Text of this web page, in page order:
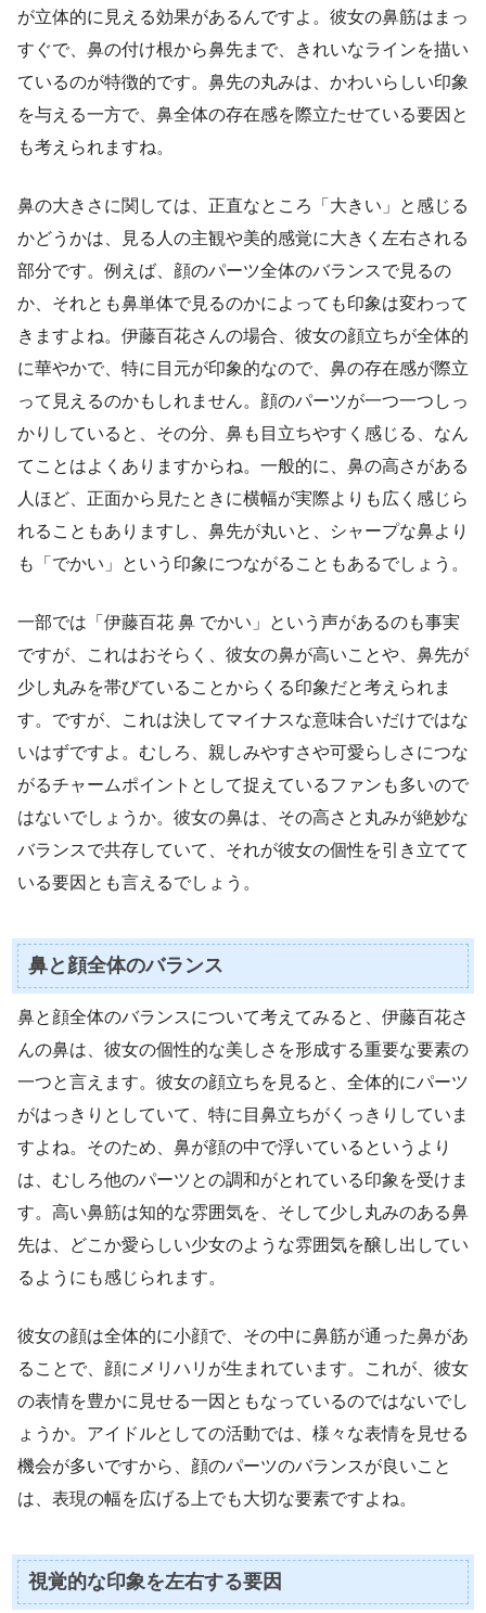
が立体的に見える効果があるんですよ。彼女の鼻筋はまっ
すぐで、鼻の付け根から鼻先まで、きれいなラインを描い
ているのが特徴的です。鼻先の丸みは、かわいらしい印象
を与える一方で、鼻全体の存在感を際立たせている要因と
も考えられますね。
鼻の大きさに関しては、正直なところ「大きい」と感じる
かどうかは、見る人の主観や美的感覚に大きく左右される
部分です。例えば、顔のパーツ全体のバランスで見るの
か、それとも鼻単体で見るのかによっても印象は変わって
きますよね。伊藤百花さんの場合、彼女の顔立ちが全体的
に華やかで、特に目元が印象的なので、鼻の存在感が際立
って見えるのかもしれません。顔のパーツが一つ一つしっ
かりしていると、その分、鼻も目立ちやすく感じる、なん
てことはよくありますからね。一般的に、鼻の高さがある
人ほど、正面から見たときに横幅が実際よりも広く感じら
れることもありますし、鼻先が丸いと、シャープな鼻より
も「でかい」という印象につながることもあるでしょう。
一部では「伊藤百花 鼻 でかい」という声があるのも事実
ですが、これはおそらく、彼女の鼻が高いことや、鼻先が
少し丸みを帯びていることからくる印象だと考えられま
す。ですが、これは決してマイナスな意味合いだけではな
いはずですよ。むしろ、親しみやすさや可愛らしさにつな
がるチャームポイントとして捉えているファンも多いので
はないでしょうか。彼女の鼻は、その高さと丸みが絶妙な
バランスで共存していて、それが彼女の個性を引き立てて
いる要因とも言えるでしょう。
鼻と顔全体のバランス
鼻と顔全体のバランスについて考えてみると、伊藤百花さ
んの鼻は、彼女の個性的な美しさを形成する重要な要素の
一つと言えます。彼女の顔立ちを見ると、全体的にパーツ
がはっきりとしていて、特に目鼻立ちがくっきりしていま
すよね。そのため、鼻が顔の中で浮いているというより
は、むしろ他のパーツとの調和がとれている印象を受けま
す。高い鼻筋は知的な雰囲気を、そして少し丸みのある鼻
先は、どこか愛らしい少女のような雰囲気を醸し出してい
るようにも感じられます。
彼女の顔は全体的に小顔で、その中に鼻筋が通った鼻があ
ることで、顔にメリハリが生まれています。これが、彼女
の表情を豊かに見せる一因ともなっているのではないでし
ょうか。アイドルとしての活動では、様々な表情を見せる
機会が多いですから、顔のパーツのバランスが良いこと
は、表現の幅を広げる上でも大切な要素ですよね。
視覚的な印象を左右する要因